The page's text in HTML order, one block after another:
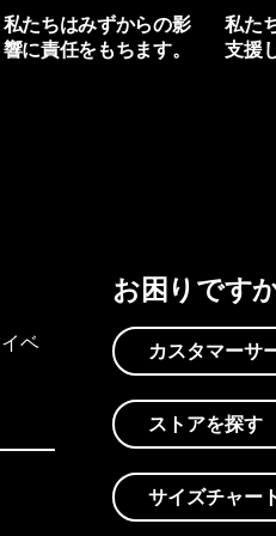
私たちはみずからの影
響に責任をもちます。
私た
支援
ベ
お困りです
カスタマーサ
ストアを探す
サイズチャー